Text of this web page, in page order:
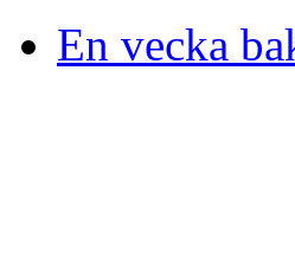
En vecka